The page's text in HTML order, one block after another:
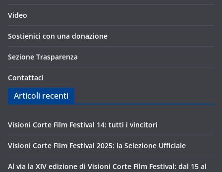
Video
Sostienici con una donazione
Sezione Trasparenza
Contattaci
Articoli recenti
Visioni Corte Film Festival 14: tutti i vincitori
Visioni Corte Film Festival 2025: la Selezione Ufficiale
Al via la XIV edizione di Visioni Corte Film Festival: dal 15 al